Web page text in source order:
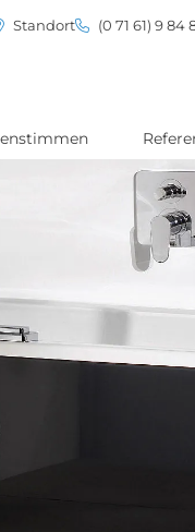
Standort (0 71 61) 9 84